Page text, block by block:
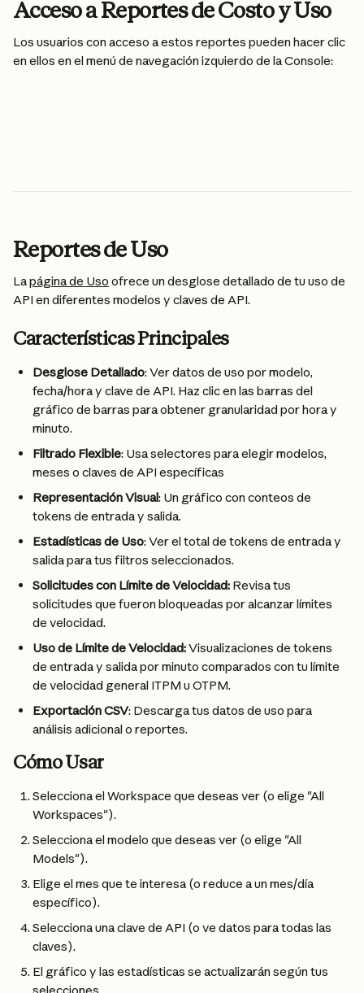
Acceso a Reportes de Costo y Uso
Los usuarios con acceso a estos reportes pueden hacer clic
en ellos en el menú de navegación izquierdo de la Console:
Reportes de Uso
La página de Uso ofrece un desglose detallado de tu uso de
API en diferentes modelos y claves de API.
Características Principales
Desglose Detallado: Ver datos de uso por modelo,
fecha/hora y clave de API. Haz clic en las barras del
gráfico de barras para obtener granularidad por hora y
minuto.
Filtrado Flexible: Usa selectores para elegir modelos,
meses o claves de API específicas
Representación Visual: Un gráfico con conteos de
tokens de entrada y salida.
Estadísticas de Uso: Ver el total de tokens de entrada y
salida para tus filtros seleccionados.
Solicitudes con Límite de Velocidad: Revisa tus
solicitudes que fueron bloqueadas por alcanzar límites
de velocidad.
Uso de Límite de Velocidad: Visualizaciones de tokens
de entrada y salida por minuto comparados con tu límite
de velocidad general ITPM u OTPM.
Exportación CSV: Descarga tus datos de uso para
análisis adicional o reportes.
Cómo Usar
Selecciona el Workspace que deseas ver (o elige "All
Workspaces").
Selecciona el modelo que deseas ver (o elige "All
Models").
Elige el mes que te interesa (o reduce a un mes/día
específico).
Selecciona una clave de API (o ve datos para todas las
claves).
El gráfico y las estadísticas se actualizarán según tus